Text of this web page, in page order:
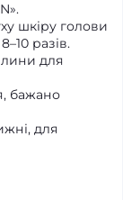
шкіру голови
разів.
для
бажано
для